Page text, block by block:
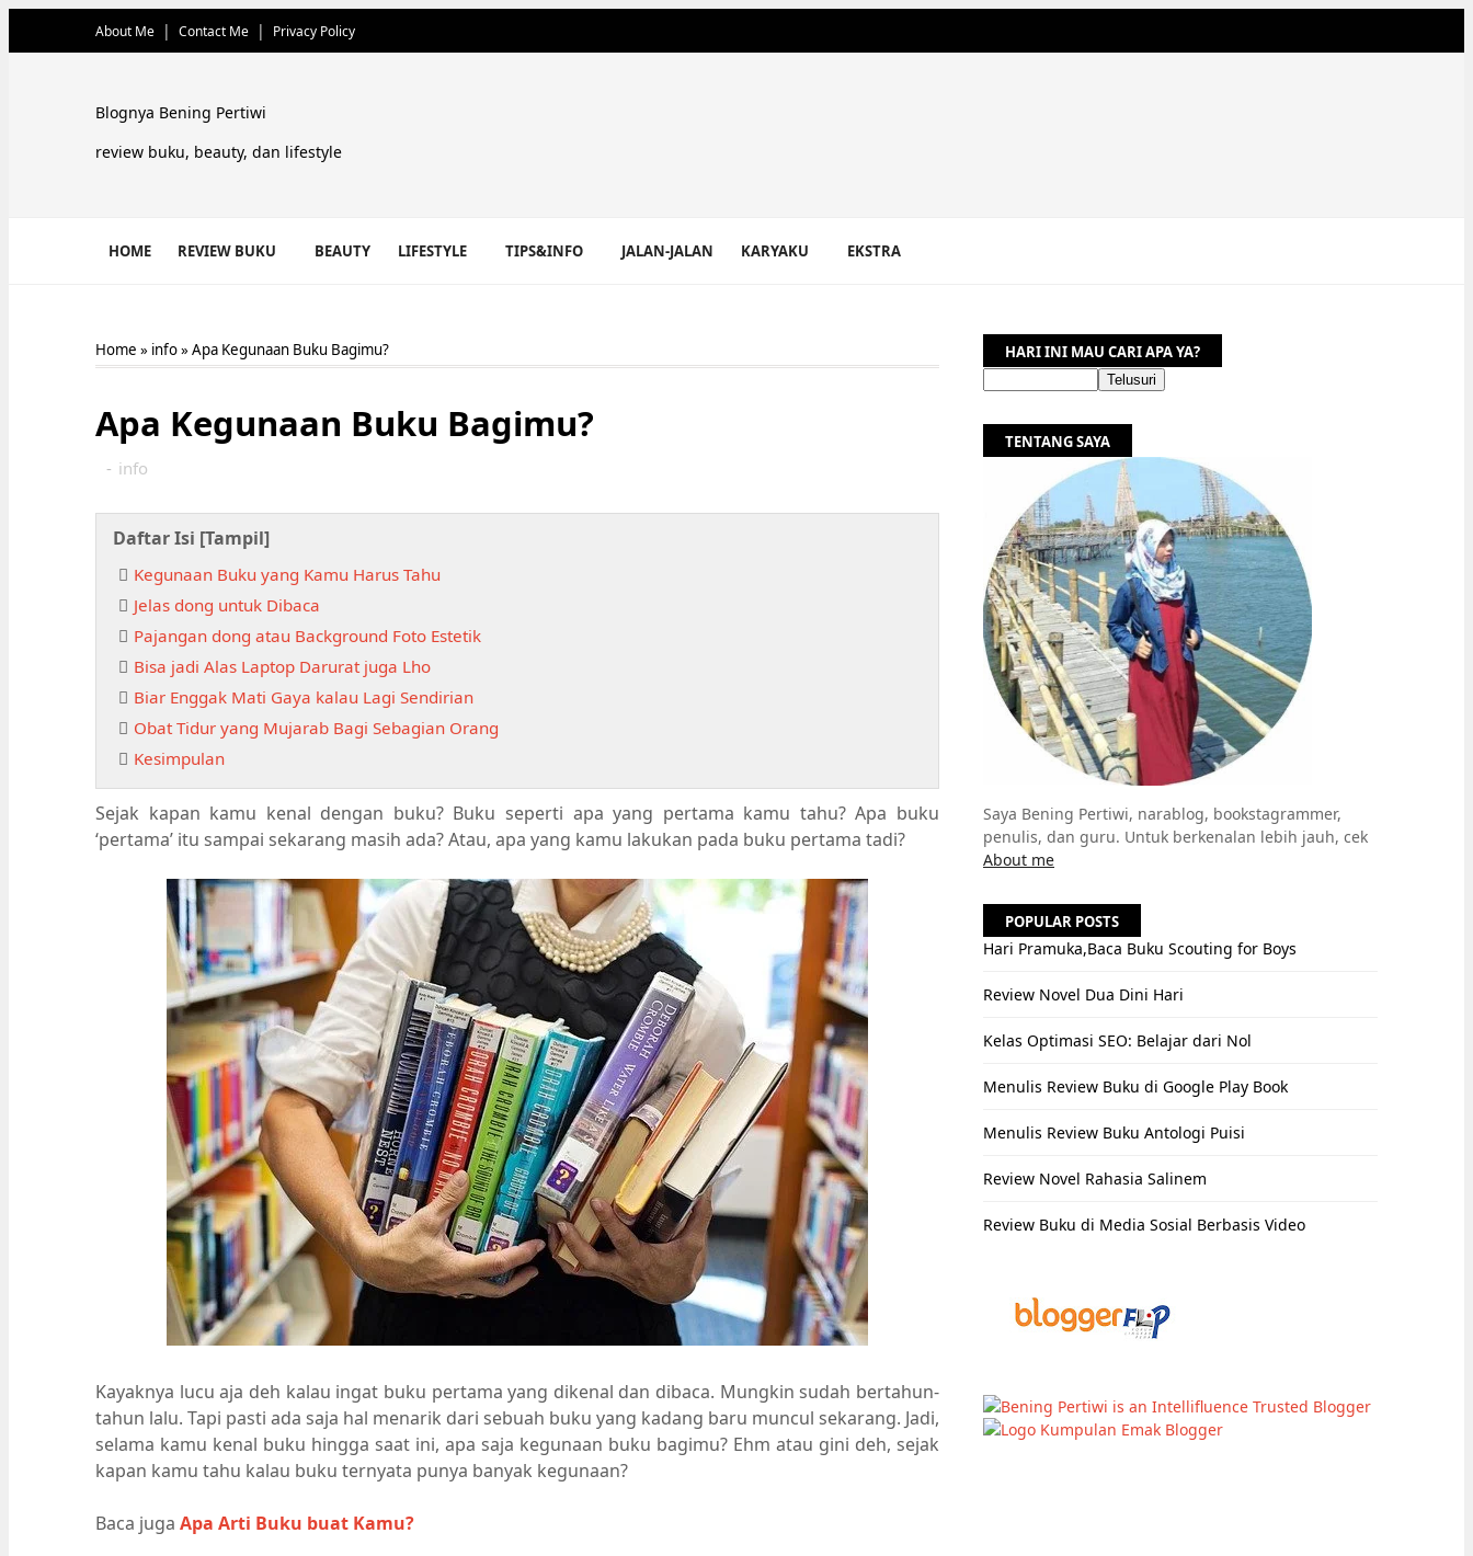
About Me Contact Me Privacy Policy
Blognya Bening Pertiwi
review buku, beauty, dan lifestyle
HOME REVIEW BUKU BEAUTY LIFESTYLE TIPS&INFO JALAN-JALAN KARYAKU EKSTRA
Home » info»Apa Kegunaan Buku Bagimu?
Apa Kegunaan Buku Bagimu?
- info
Daftar Isi [Tampil]
Kegunaan Buku yang Kamu Harus Tahu
Jelas dong untuk Dibaca
Pajangan dong atau Background Foto Estetik
Bisa jadi Alas Laptop Darurat juga Lho
Biar Enggak Mati Gaya kalau Lagi Sendirian
Obat Tidur yang Mujarab Bagi Sebagian Orang
Kesimpulan
Sejak kapan kamu kenal dengan buku? Buku seperti apa yang pertama kamu tahu? Apa buku
‘pertama’ itu sampai sekarang masih ada? Atau, apa yang kamu lakukan pada buku pertama tadi?
Kayaknya lucu aja deh kalau ingat buku pertama yang dikenal dan dibaca. Mungkin sudah bertahun-
tahun lalu. Tapi pasti ada saja hal menarik dari sebuah buku yang kadang baru muncul sekarang. Jadi,
selama kamu kenal buku hingga saat ini, apa saja kegunaan buku bagimu? Ehm atau gini deh, sejak
kapan kamu tahu kalau buku ternyata punya banyak kegunaan?
Baca juga Apa Arti Buku buat Kamu?
HARI INI MAU CARI APA YA?
TENTANG SAYA
Saya Bening Pertiwi, narablog, bookstagrammer,
penulis, dan guru. Untuk berkenalan lebih jauh, cek
About me
POPULAR POSTS
Hari Pramuka,Baca Buku Scouting for Boys
Review Novel Dua Dini Hari
Kelas Optimasi SEO: Belajar dari Nol
Menulis Review Buku di Google Play Book
Menulis Review Buku Antologi Puisi
Review Novel Rahasia Salinem
Review Buku di Media Sosial Berbasis Video